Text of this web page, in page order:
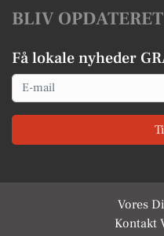
BLIV OPDATERET
Få lokale nyheder
Email
Vores
Kontakt